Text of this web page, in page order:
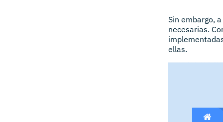
Sin embargo,
necesarias.
ellas.